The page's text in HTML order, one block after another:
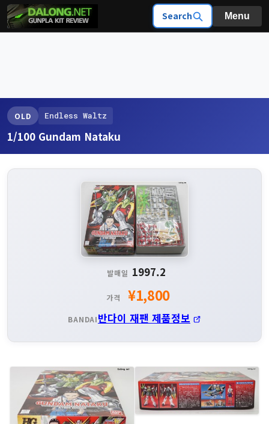
Search Menu
OLD Endless Waltz
1/100 Gundam Nataku
발매일 1997.2
가격 ¥1,800
BANDAI반다이 재팬 제품정보